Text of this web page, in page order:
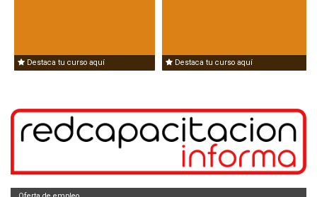
Destaca tu curso aquí Destaca tu curso aquí